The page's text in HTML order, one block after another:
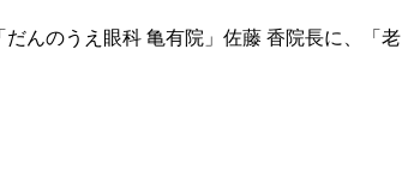
んのうえ眼科 亀有院」佐藤 香院長に、「老